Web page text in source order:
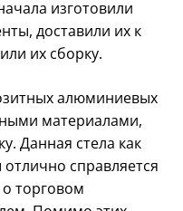
изготовили
доставили их к
их сборку.
алюминиевых
материалами,
Данная стела как
справляется
торговом